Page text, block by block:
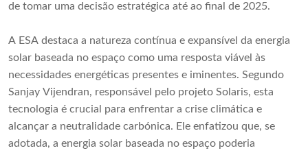
de tomar uma decisão estratégica até ao final de 2025.
A ESA destaca a natureza contínua e expansível da energia
solar baseada no espaço como uma resposta viável às
necessidades energéticas presentes e iminentes. Segundo
Sanjay Vijendran, responsável pelo projeto Solaris, esta
tecnologia é crucial para enfrentar a crise climática e
alcançar a neutralidade carbónica. Ele enfatizou que, se
adotada, a energia solar baseada no espaço poderia